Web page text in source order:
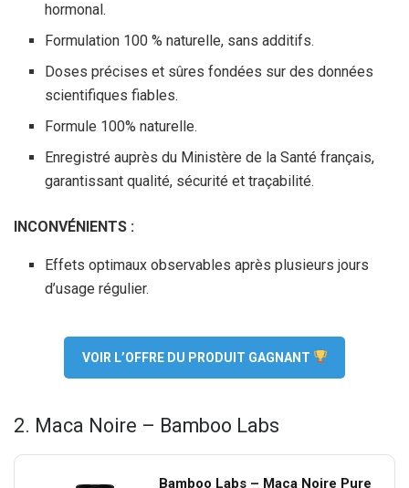
hormonal.
Formulation 100 % naturelle, sans additifs.
Doses précises et sûres fondées sur des données
scientifiques fiables.
Formule 100% naturelle.
Enregistré auprès du Ministère de la Santé français,
garantissant qualité, sécurité et traçabilité.
INCONVÉNIENTS :
Effets optimaux observables après plusieurs jours
d’usage régulier.
VOIR L’OFFRE DU PRODUIT GAGNANT
2. Maca Noire – Bamboo Labs
Bamboo Labs – Maca Noire Pure